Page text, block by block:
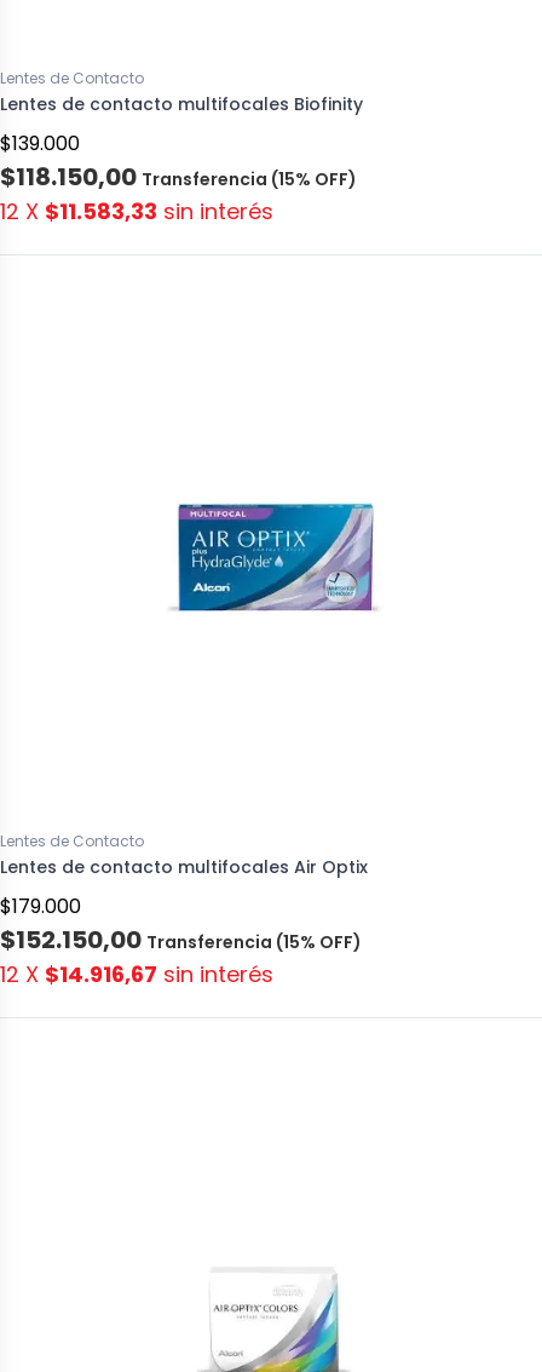
Lentes de Contacto
Lentes de contacto multifocales Biofinity
$139.000
$118.150,00 Transferencia (15% OFF)
12 X $11.583,33 sin interés
Lentes de Contacto
Lentes de contacto multifocales Air Optix
$179.000
$152.150,00 Transferencia (15% OFF)
12 X $14.916,67 sin interés